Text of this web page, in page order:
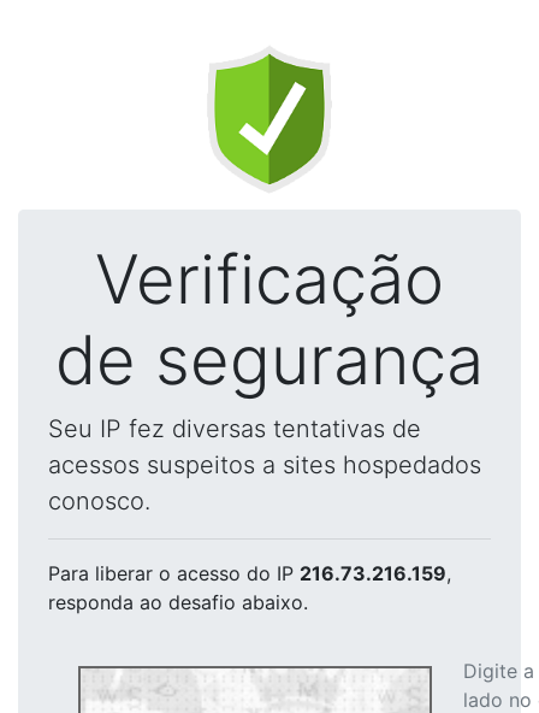
Verificação
de segurança
Seu IP fez diversas tentativas de
acessos suspeitos a sites hospedados
conosco.
Para liberar o acesso do IP 216.73.216.159,
responda ao desafio abaixo.
Digite
lado no